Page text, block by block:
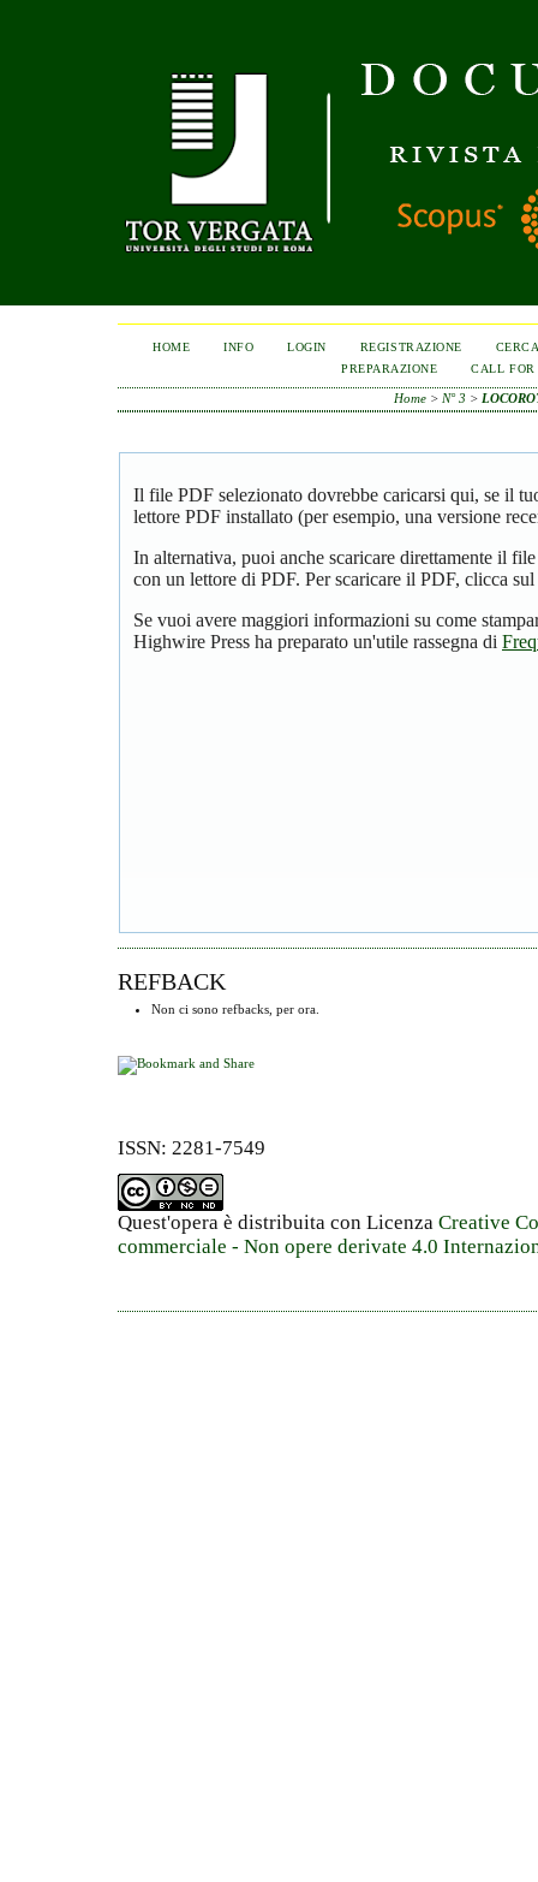
HOME INFO LOGIN REGISTRAZIONE
PREPARAZIONE
CALL FOR
Home > N° 3 >
Il file PDF selezionato dovrebbe caricarsi qui, se il
lettore PDF installato (per esempio, una versione
In alternativa, puoi anche scaricare direttamente il
con un lettore di PDF. Per scaricare il PDF, clicca
Se vuoi avere maggiori informazioni su come
Highwire Press ha preparato un'utile rassegna di
REFBACK
Non ci sono refbacks, per ora.
ISSN: 2281-7549
Quest'opera è distribuita con Licenza Creative
commerciale - Non opere derivate 4.0